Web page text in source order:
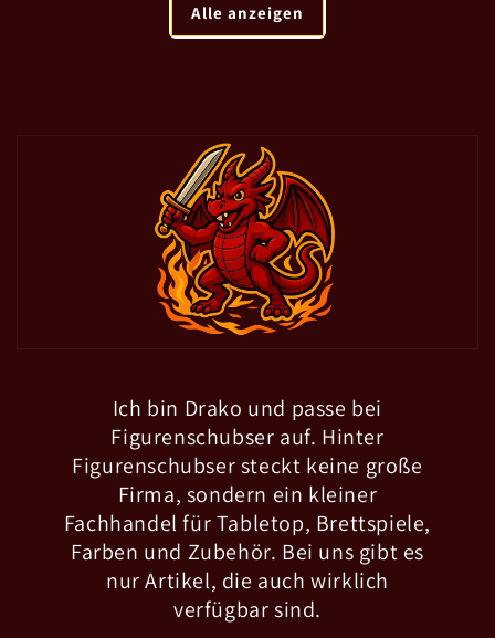
Alle anzeigen
Ich bin Drako und passe bei
Figurenschubser auf. Hinter
Figurenschubser steckt keine große
Firma, sondern ein kleiner
Fachhandel für Tabletop, Brettspiele,
Farben und Zubehör. Bei uns gibt es
nur Artikel, die auch wirklich
verfügbar sind.